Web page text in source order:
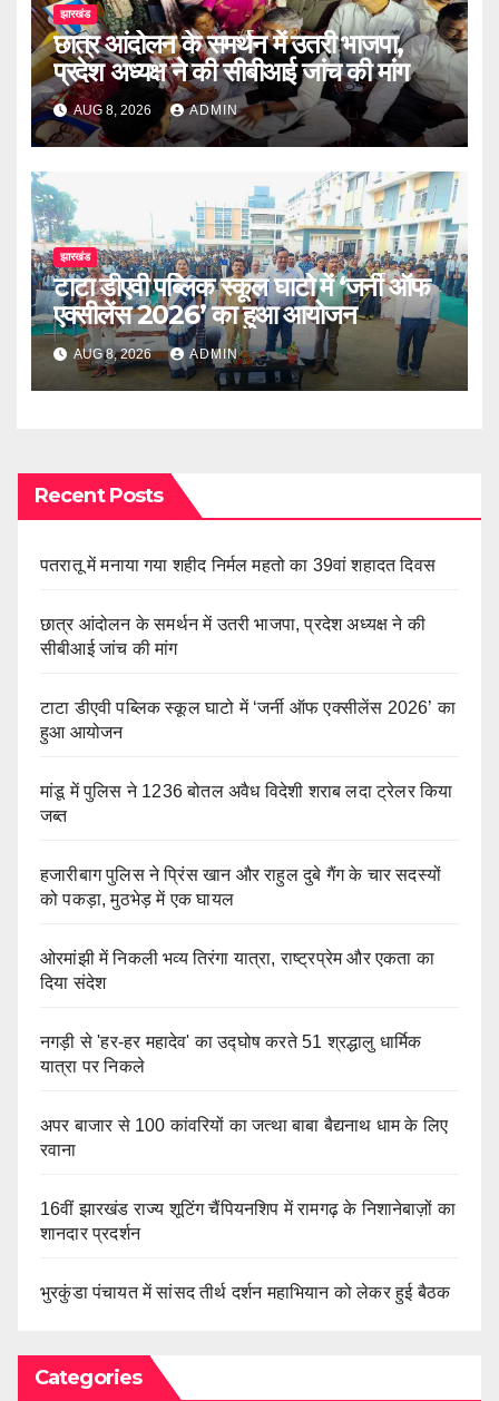
झारखंड
छात्र आंदोलन के समर्थन में उतरी भाजपा,
प्रदेश अध्यक्ष ने की सीबीआई जांच की मांग
AUG 8, 2026 ADMIN
झारखंड
टाटा डीएवी पब्लिक स्कूल घाटो में ‘जर्नी ऑफ
एक्सीलेंस 2026’ का हुआ आयोजन
AUG 8, 2026 ADMIN
Recent Posts
पतरातू में मनाया गया शहीद निर्मल महतो का 39वां शहादत दिवस
छात्र आंदोलन के समर्थन में उतरी भाजपा, प्रदेश अध्यक्ष ने की
सीबीआई जांच की मांग
टाटा डीएवी पब्लिक स्कूल घाटो में ‘जर्नी ऑफ एक्सीलेंस 2026’ का
हुआ आयोजन
मांडू में पुलिस ने 1236 बोतल अवैध विदेशी शराब लदा ट्रेलर किया
जब्त
हजारीबाग पुलिस ने प्रिंस खान और राहुल दुबे गैंग के चार सदस्यों
को पकड़ा, मुठभेड़ में एक घायल
ओरमांझी में निकली भव्य तिरंगा यात्रा, राष्ट्रप्रेम और एकता का
दिया संदेश
नगड़ी से 'हर-हर महादेव' का उद्घोष करते 51 श्रद्धालु धार्मिक
यात्रा पर निकले
अपर बाजार से 100 कांवरियों का जत्था बाबा बैद्यनाथ धाम के लिए
रवाना
16वीं झारखंड राज्य शूटिंग चैंपियनशिप में रामगढ़ के निशानेबाज़ों का
शानदार प्रदर्शन
भुरकुंडा पंचायत में सांसद तीर्थ दर्शन महाभियान को लेकर हुई बैठक
Categories